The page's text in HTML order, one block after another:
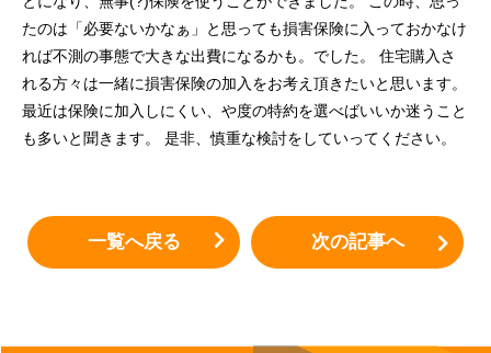
たのは「必要ないかなぁ」と思っても損害保険に入っておかなけ
れば不測の事態で大きな出費になるかも。でした。 住宅購入さ
れる方々は一緒に損害保険の加入をお考え頂きたいと思います。
最近は保険に加入しにくい、や度の特約を選べばいいか迷うこと
も多いと聞きます。 是非、慎重な検討をしていってください。
一覧へ戻る 次の記事へ